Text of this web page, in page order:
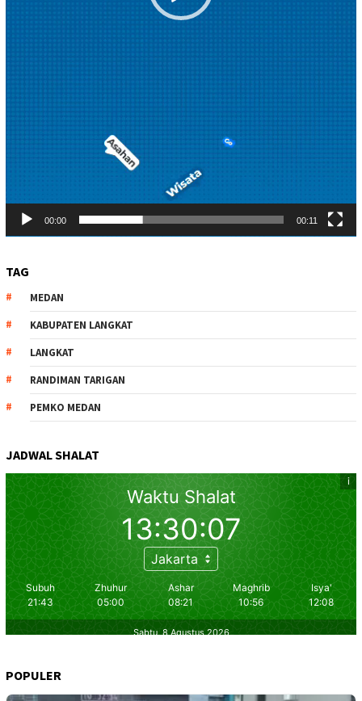
00:00 00:11
TAG
MEDAN
KABUPATEN LANGKAT
LANGKAT
RANDIMAN TARIGAN
PEMKO MEDAN
JADWAL SHALAT
POPULER